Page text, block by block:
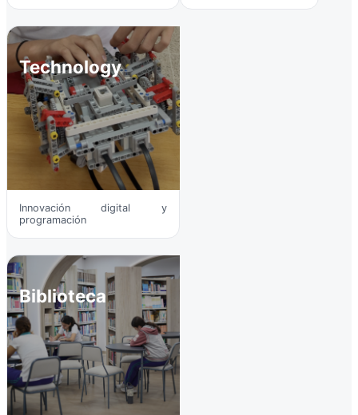
Technology
Innovación digital y
programación
Biblioteca